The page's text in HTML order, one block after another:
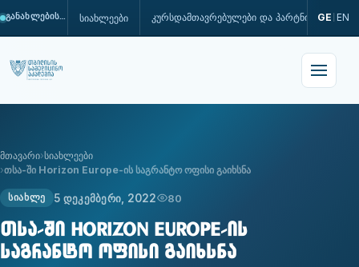
განახლების პროცესშია სიახლეები კურსდამთავრებულები და პარტნიორები
GE EN
მთავარი სიახლეები
თსა-ში Horizon Europe-ის საგრანტო ოფისი გაიხსნა
ᲡᲘᲐᲮᲚᲔ 5 დეკემბერი, 2022 80
თსა-ში Horizon Europe-ის
საგრანტო ოფისი გაიხსნა